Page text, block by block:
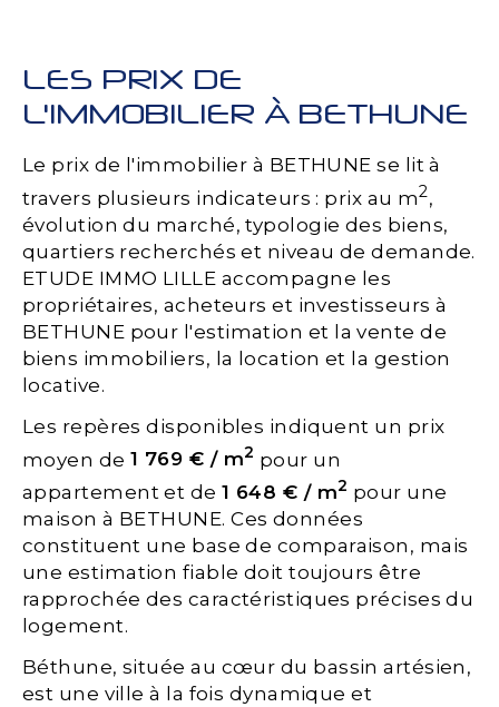
LES PRIX DE
L'IMMOBILIER À BETHUNE
Le prix de l'immobilier à BETHUNE se lit à
travers plusieurs indicateurs : prix au m2,
évolution du marché, typologie des biens,
quartiers recherchés et niveau de demande.
ETUDE IMMO LILLE accompagne les
propriétaires, acheteurs et investisseurs à
BETHUNE pour l'estimation et la vente de
biens immobiliers, la location et la gestion
locative.
Les repères disponibles indiquent un prix
moyen de1 769 € / m2 pour un
appartement et de1 648 € / m2 pour une
maison à BETHUNE. Ces données
constituent une base de comparaison, mais
une estimation fiable doit toujours être
rapprochée des caractéristiques précises du
logement.
Béthune, située au cœur du bassin artésien,
est une ville à la fois dynamique et